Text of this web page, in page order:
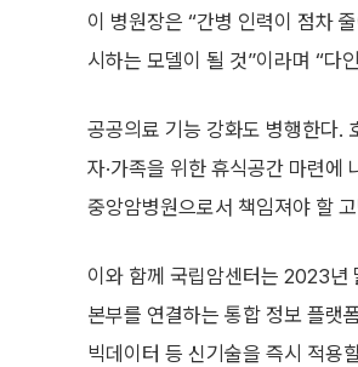
이 병원장은 “간병 인력이 점차
시하는 모델이 될 것”이라며 “다
공공의료 기능 강화도 병행한다.
자·가족을 위한 휴식공간 마련에
중앙암병원으로서 책임져야 할
이와 함께 국립암센터는 2023년
본부를 연결하는 통합 정보 플랫
빅데이터 등 신기술을 즉시 적용